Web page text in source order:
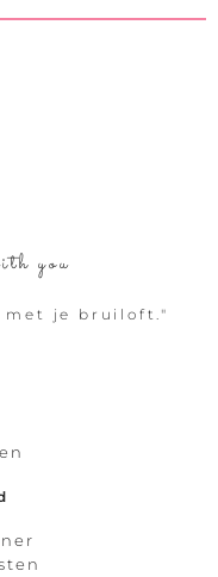
you
met je bruiloft."